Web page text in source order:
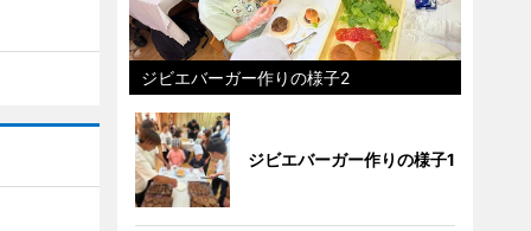
ジビエバーガー作りの様子2
ジビエバーガー作りの様子1